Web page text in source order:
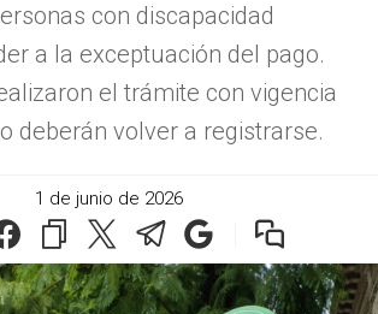
con discapacidad
a la exceptuación del pago.
el trámite con vigencia
deberán volver a registrarse.
1 de junio de 2026